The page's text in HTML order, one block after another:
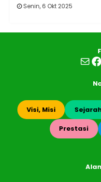
Senin, 6 Okt 2025
Mail
Visi, Misi
Prestasi